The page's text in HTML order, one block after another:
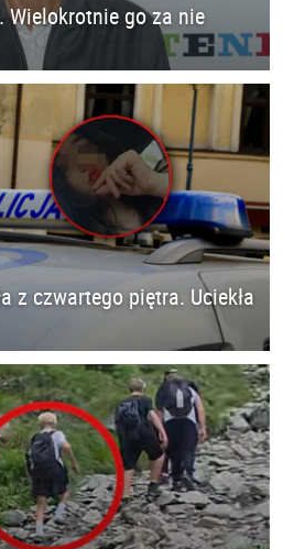
Wielokrotnie go za nie
z czwartego piętra. Uciekła